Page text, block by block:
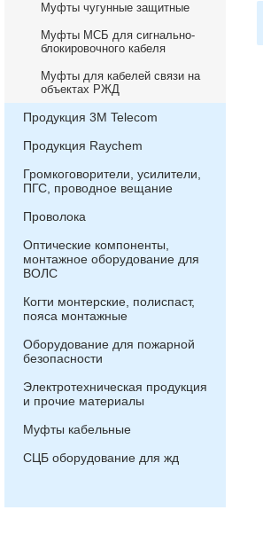
Муфты чугунные защитные
Муфты МСБ для сигнально-
блокировочного кабеля
Муфты для кабелей связи на
объектах РЖД
Продукция 3М Telecom
Продукция Raychem
Громкоговорители, усилители,
ПГС, проводное вещание
Проволока
Оптические компоненты,
монтажное оборудование для
ВОЛС
Когти монтерские, полиспаст,
пояса монтажные
Оборудование для пожарной
безопасности
Электротехническая продукция
и прочие материалы
Муфты кабельные
СЦБ оборудование для жд